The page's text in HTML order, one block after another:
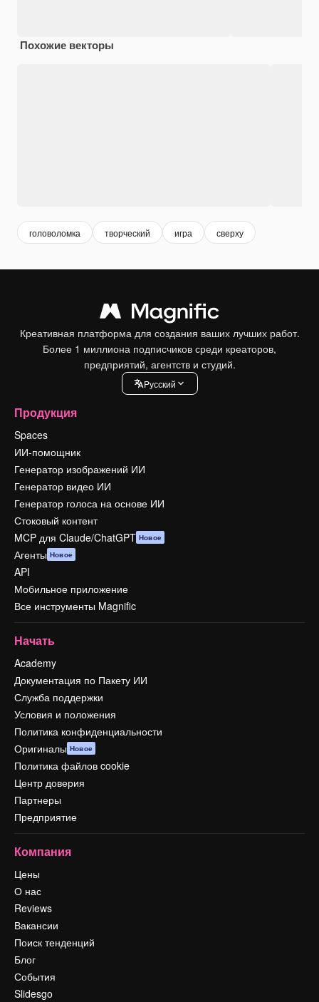
Похожие векторы
головоломка творческий игра сверху
Креативная платформа для создания ваших лучших работ.
Более 1 миллиона подписчиков среди креаторов,
предприятий, агентств и студий.
Pусский
Продукция
Spaces
ИИ-помощник
Генератор изображений ИИ
Генератор видео ИИ
Генератор голоса на основе ИИ
Стоковый контент
MCP для Claude/ChatGPT Новое
Агенты Новое
API
Мобильное приложение
Все инструменты Magnific
Начать
Academy
Документация по Пакету ИИ
Служба поддержки
Условия и положения
Политика конфиденциальности
Оригиналы Новое
Политика файлов cookie
Центр доверия
Партнеры
Предприятие
Компания
Цены
О нас
Reviews
Вакансии
Поиск тенденций
Блог
События
Slidesgo